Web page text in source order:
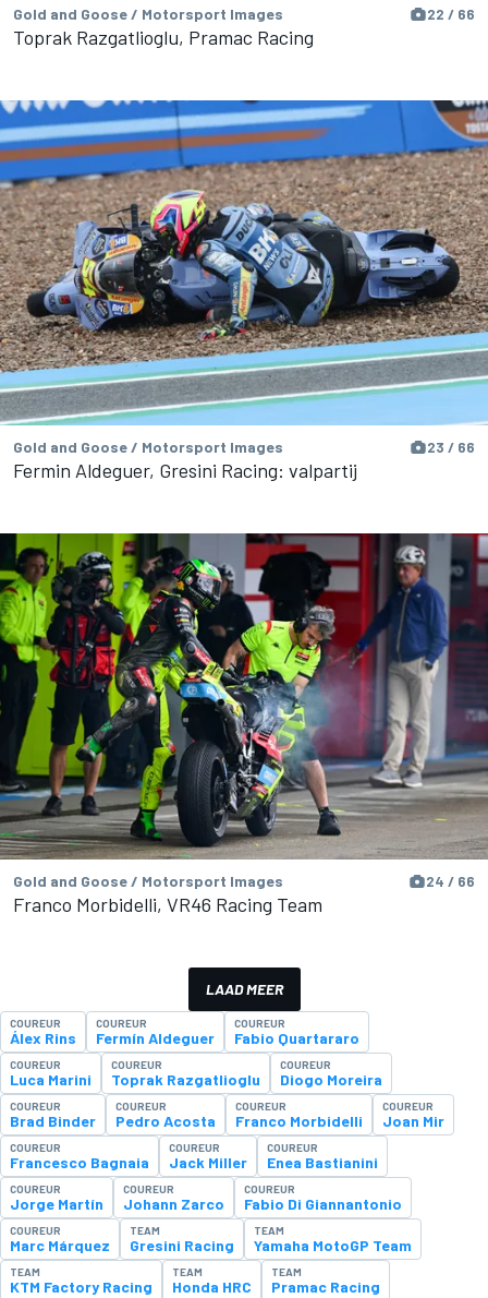
Gold and Goose / Motorsport Images 22 / 66
Toprak Razgatlioglu, Pramac Racing
Gold and Goose / Motorsport Images 23 / 66
Fermin Aldeguer, Gresini Racing: valpartij
Gold and Goose / Motorsport Images 24 / 66
Franco Morbidelli, VR46 Racing Team
LAAD MEER
COUREUR
Álex Rins
COUREUR
Fermín Aldeguer
COUREUR
Fabio Quartararo
COUREUR
Luca Marini
COUREUR
Toprak Razgatlioglu
COUREUR
Diogo Moreira
COUREUR
Brad Binder
COUREUR
Pedro Acosta
COUREUR
Franco Morbidelli
COUREUR
Joan Mir
COUREUR
Francesco Bagnaia
COUREUR
Jack Miller
COUREUR
Enea Bastianini
COUREUR
Jorge Martín
COUREUR
Johann Zarco
COUREUR
Fabio Di Giannantonio
COUREUR
Marc Márquez
TEAM
Gresini Racing
TEAM
Yamaha MotoGP Team
TEAM
KTM Factory Racing
TEAM
Honda HRC
TEAM
Pramac Racing